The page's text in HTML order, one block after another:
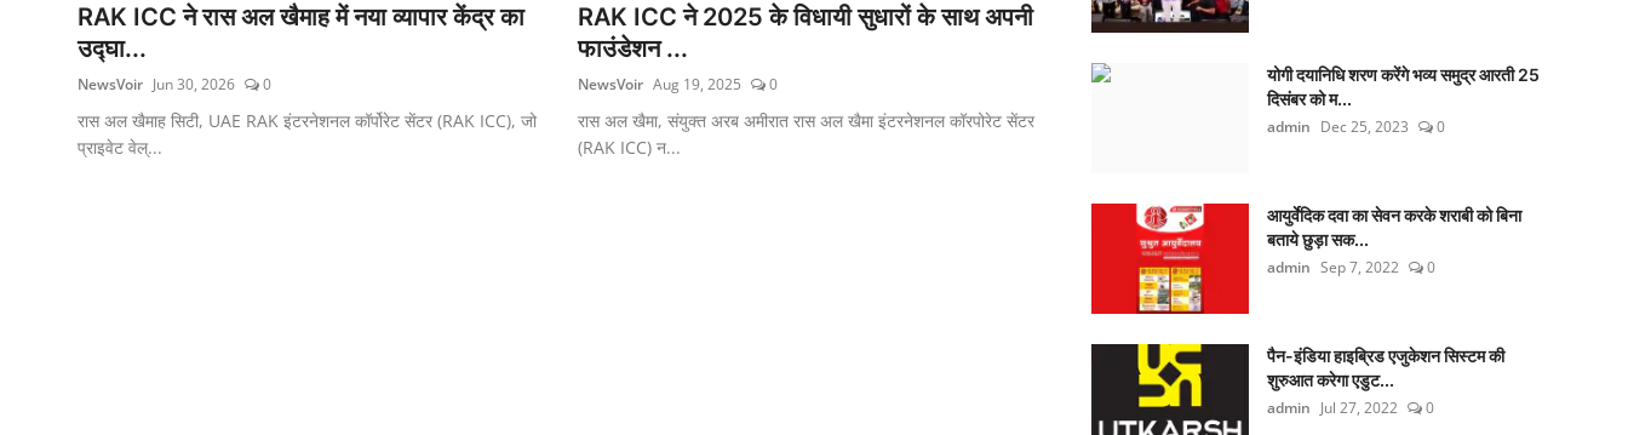
लाइफस्टाइल
टेक्नोलॉजी
RAK ICC ने रास अल खैमाह में नया व्यापार केंद्र का
उद्घा...
NewsVoir Jun 30, 2026 0
रास अल खैमाह सिटी, UAE RAK इंटरनेशनल कॉर्पोरेट सेंटर (RAK ICC), जो
प्राइवेट वेल्...
RAK ICC ने 2025 के विधायी सुधारों के साथ अपनी
फाउंडेशन ...
NewsVoir Aug 19, 2025 0
रास अल खैमा, संयुक्त अरब अमीरात रास अल खैमा इंटरनेशनल कॉरपोरेट सेंटर
(RAK ICC) न...
योगी दयानिधि शरण करेंगे भव्य समुद्र आरती 25
दिसंबर को म...
admin Dec 25, 2023 0
आयुर्वेदिक दवा का सेवन करके शराबी को बिना
बताये छुड़ा सक...
admin Sep 7, 2022 0
पैन-इंडिया हाइब्रिड एजुकेशन सिस्टम की
शुरुआत करेगा एडुट...
admin Jul 27, 2022 0